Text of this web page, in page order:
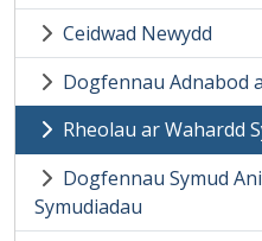
Ceidwad Newydd
Dogfennau Adnabod
Rheolau ar Wahardd
Dogfennau Symud
Symudiadau